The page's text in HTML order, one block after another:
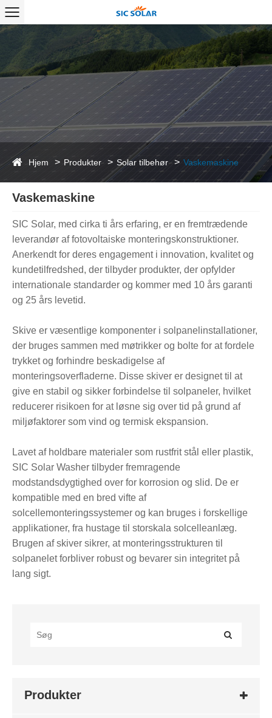
Hjem Produkter Solar tilbehør Vaskemaskine
Vaskemaskine
SIC Solar, med cirka ti års erfaring, er en fremtrædende
leverandør af fotovoltaiske monteringskonstruktioner.
Anerkendt for deres engagement i innovation, kvalitet og
kundetilfredshed, der tilbyder produkter, der opfylder
internationale standarder og kommer med 10 års garanti
og 25 års levetid.
Skive er væsentlige komponenter i solpanelinstallationer,
der bruges sammen med møtrikker og bolte for at fordele
trykket og forhindre beskadigelse af
monteringsoverfladerne. Disse skiver er designet til at
give en stabil og sikker forbindelse til solpaneler, hvilket
reducerer risikoen for at løsne sig over tid på grund af
miljøfaktorer som vind og termisk ekspansion.
Lavet af holdbare materialer som rustfrit stål eller plastik,
SIC Solar Washer tilbyder fremragende
modstandsdygtighed over for korrosion og slid. De er
kompatible med en bred vifte af
solcellemonteringssystemer og kan bruges i forskellige
applikationer, fra hustage til storskala solcelleanlæg.
Brugen af ​​skiver sikrer, at monteringsstrukturen til
solpanelet forbliver robust og bevarer sin integritet på
lang sigt.
Produkter